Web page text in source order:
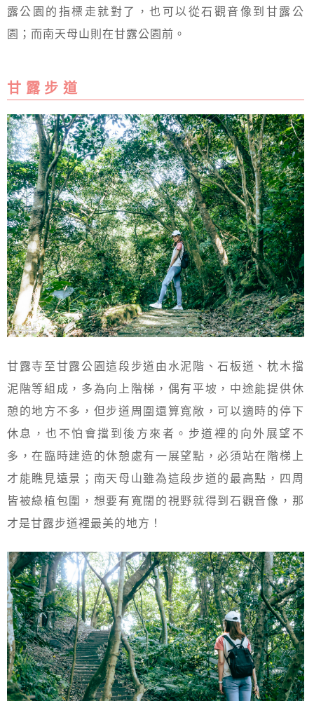
露公園的指標走就對了，也可以從石觀音像到甘露公
園；而南天母山則在甘露公園前。
甘 露 步 道
甘露寺至甘露公園這段步道由水泥階、石板道、枕木擋
泥階等組成，多為向上階梯，偶有平坡，中途能提供休
憩的地方不多，但步道周圍還算寬敞，可以適時的停下
休息，也不怕會擋到後方來者。步道裡的向外展望不
多，在臨時建造的休憩處有一展望點，必須站在階梯上
才能瞧見遠景；南天母山雖為這段步道的最高點，四周
皆被綠植包圍，想要有寬闊的視野就得到石觀音像，那
才是甘露步道裡最美的地方！